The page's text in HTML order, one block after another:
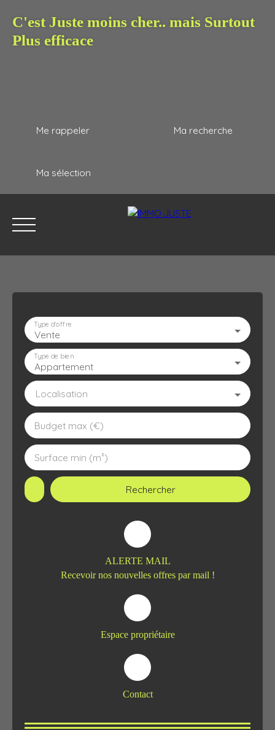
C'est Juste moins cher.. mais Surtout
Plus efficace
Me rappeler Ma recherche
Ma sélection
ACCUEIL ESTIMATION
Vente
Type d'offre
Appartement
Type de bien
Localisation
Budget max (€)
Surface min (m²)
Rechercher
ALERTE MAIL
Recevoir nos nouvelles offres par mail !
Espace propriétaire
Contact